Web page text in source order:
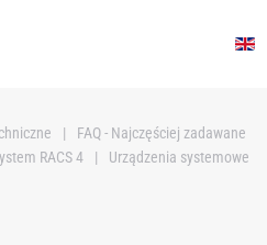
FAQ - Najczęściej zadawane
RACS 4 Urządzenia systemowe